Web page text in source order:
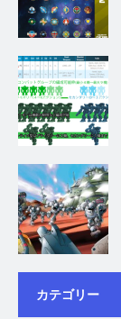
カテゴリー